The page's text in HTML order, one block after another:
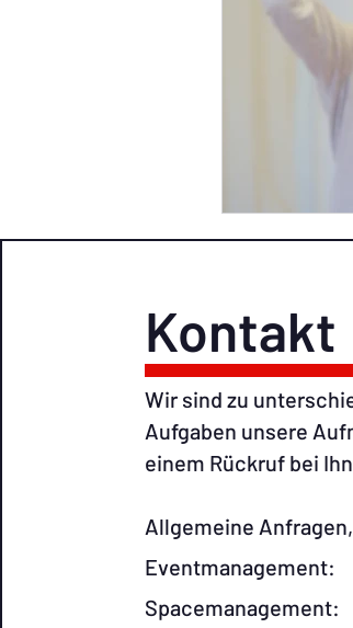
Kontakt
Wir sind zu
Aufgaben unsere
einem Rückruf bei
Allgemeine